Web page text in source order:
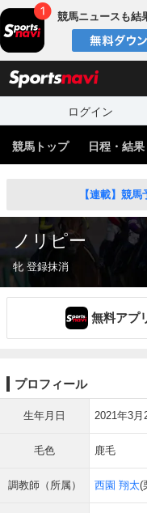
競馬ニュースも結
ログイン
競馬トップ 日程・結果
【連載】競
ノリピー
牝 登録抹消
無料アプ
プロフィール
生年月日 2021年3月
毛色 鹿毛
調教師（所属） 西園 翔太(